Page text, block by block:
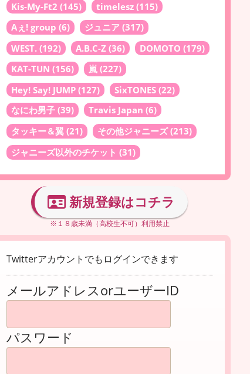
Kis-My-Ft2 (145) timelesz (115)
Aぇ! group (6) ジュニア (317)
WEST. (192) A.B.C-Z (36) DOMOTO (179)
KAT-TUN (156) 嵐 (227)
Hey! Say! JUMP (127) SixTONES (22)
なにわ男子 (39) Travis Japan (6)
タッキー＆翼 (21) その他ジャニーズ(213)
ジャニーズ以外のチケット (31)
新規登録はコチラ
※１８歳未満（高校生不可）利用禁止
Twitterアカウントでもログインできます
メールアドレスorユーザーID
パスワード